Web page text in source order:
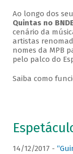
Ao longo dos
Quintas no
cenário da
artistas
nomes da MPB
pelo palco do
Saiba como
14/12/2017 -